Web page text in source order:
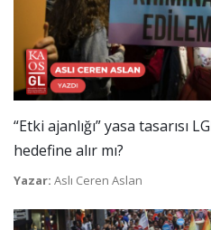
“Etki ajanlığı” yasa tasarısı
hedefine alır mı?
Yazar: Aslı Ceren Aslan